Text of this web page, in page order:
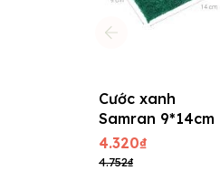
Cước xanh
Samran 9*14cm
4.320₫
4.752₫